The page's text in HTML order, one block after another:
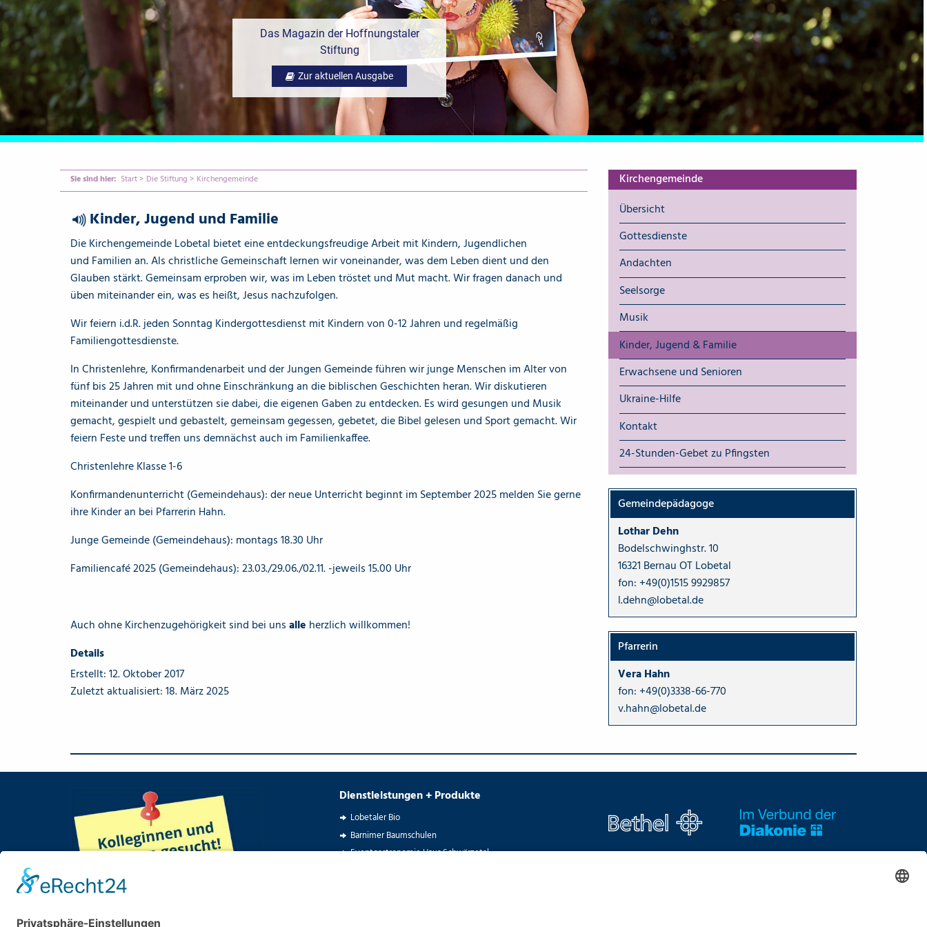
Das Magazin der Hoffnungstaler
Stiftung
Zur aktuellen Ausgabe
Sie sind hier: Start> Die Stiftung > Kirchengemeinde
{Play}Kinder, Jugend und Familie
Die Kirchengemeinde Lobetal bietet eine entdeckungsfreudige Arbeit mit Kindern, Jugendlichen
und Familien an. Als christliche Gemeinschaft lernen wir voneinander, was dem Leben dient und den
Glauben stärkt. Gemeinsam erproben wir, was im Leben tröstet und Mut macht. Wir fragen danach und
üben miteinander ein, was es heißt, Jesus nachzufolgen.
Wir feiern i.d.R. jeden Sonntag Kindergottesdienst mit Kindern von 0-12 Jahren und regelmäßig
Familiengottesdienste.
In Christenlehre, Konfirmandenarbeit und der Jungen Gemeinde führen wir junge Menschen im Alter von
fünf bis 25 Jahren mit und ohne Einschränkung an die biblischen Geschichten heran. Wir diskutieren
miteinander und unterstützen sie dabei, die eigenen Gaben zu entdecken. Es wird gesungen und Musik
gemacht, gespielt und gebastelt, gemeinsam gegessen, gebetet, die Bibel gelesen und Sport gemacht. Wir
feiern Feste und treffen uns demnächst auch im Familienkaffee.
Christenlehre Klasse 1-6
Konfirmandenunterricht (Gemeindehaus): der neue Unterricht beginnt im September 2025 melden Sie gerne
ihre Kinder an bei Pfarrerin Hahn.
Junge Gemeinde (Gemeindehaus): montags 18.30 Uhr
Familiencafé 2025 (Gemeindehaus): 23.03./29.06./02.11. -jeweils 15.00 Uhr
Auch ohne Kirchenzugehörigkeit sind bei unsalle herzlich willkommen!
Details
Erstellt: 12. Oktober 2017
Zuletzt aktualisiert: 18. März 2025
Kirchengemeinde
Übersicht
Gottesdienste
Andachten
Seelsorge
Musik
Kinder, Jugend & Familie
Erwachsene und Senioren
Ukraine-Hilfe
Kontakt
24-Stunden-Gebet zu Pfingsten
Gemeindepädagoge
Lothar Dehn
Bodelschwinghstr. 10
16321 Bernau OT Lobetal
fon: +49(0)1515 9929857
l.dehn@lobetal.de
Pfarrerin
Vera Hahn
fon: +49(0)3338-66-770
v.hahn@lobetal.de
Dienstleistungen + Produkte
Lobetaler Bio
Barnimer Baumschulen
Eventgastronomie Haus Schwärzetal